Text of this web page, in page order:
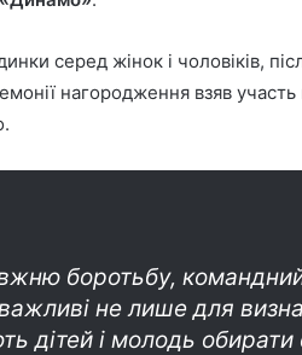
серед жінок і чоловіків,
нагородження взяв
боротьбу,
важливі не лише для
дітей і молодь обирати